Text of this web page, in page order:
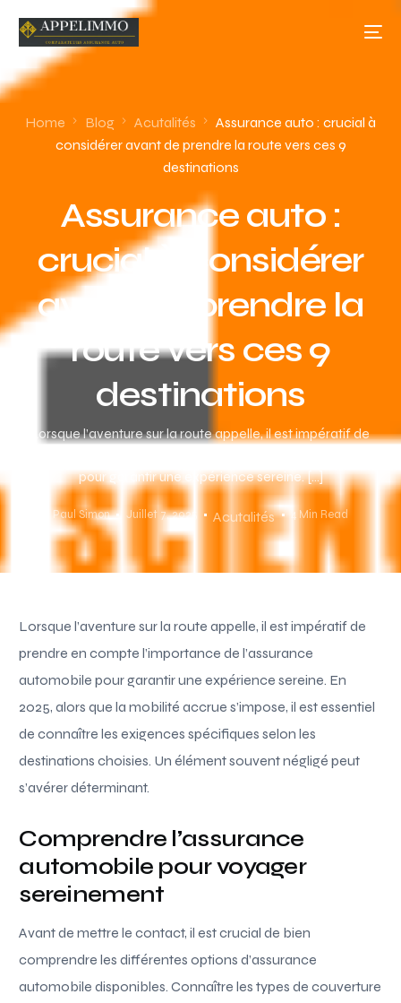
Home Blog Acutalités
Assurance auto : crucial à
considérer avant de prendre la route vers ces 9
destinations
Assurance auto :
crucial à considérer
avant de prendre la
route vers ces 9
destinations
Lorsque l’aventure sur la route appelle, il est impératif de
pour garantir une expérience sereine. […]
Paul Simon Juillet 7, 2025 Acutalités 4 Min Read
Lorsque l’aventure sur la route appelle, il est impératif de
prendre en compte l’importance de l’assurance
automobile pour garantir une expérience sereine. En
2025, alors que la mobilité accrue s’impose, il est essentiel
de connaître les exigences spécifiques selon les
destinations choisies. Un élément souvent négligé peut
s’avérer déterminant.
Comprendre l’assurance
automobile pour voyager
sereinement
Avant de mettre le contact, il est crucial de bien
comprendre les différentes options d’assurance
automobile disponibles. Connaître les types de couverture